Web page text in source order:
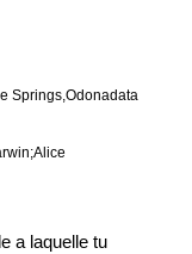
Springs,Odonadata
a laquelle tu